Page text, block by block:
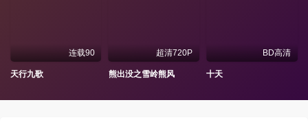
连载90
天行九歌
超清720P
熊出没之雪岭熊风
BD高清
十天